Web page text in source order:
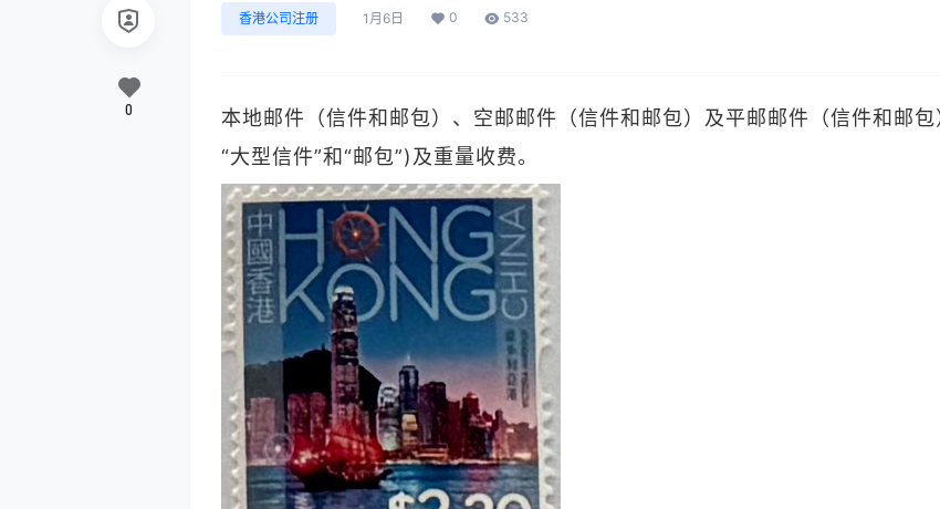
香港公司注册 1月6日 0 533
本地邮件（信件和邮包）、空邮邮件（信件和邮包）及平邮邮件（信件和邮包
“大型信件”和“邮包”)及重量收费。
0